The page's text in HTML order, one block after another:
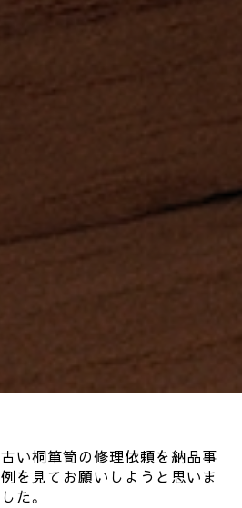
古い桐箪笥の修理依頼を納品事
例を見てお願いしようと思いま
した。